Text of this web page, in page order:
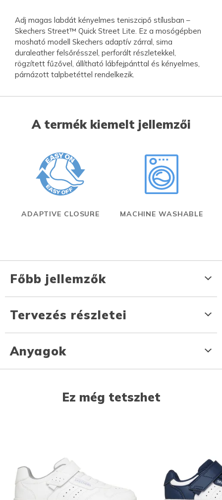
Adj magas labdát kényelmes teniszcipő stílusban –
Skechers Street™ Quick Street Lite. Ez a mosógépben
mosható modell Skechers adaptív zárral, sima
duraleather felsőrésszel, perforált részletekkel,
rögzített fűzővel, állítható lábfejpánttal és kényelmes,
párnázott talpbetéttel rendelkezik.
A termék kiemelt jellemzői
ADAPTIVE CLOSURE MACHINE WASHABLE
Főbb jellemzők
Tervezés részletei
Anyagok
Ez még tetszhet